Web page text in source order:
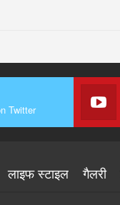
Twitter
लाइफ स्टाइल गैलरी